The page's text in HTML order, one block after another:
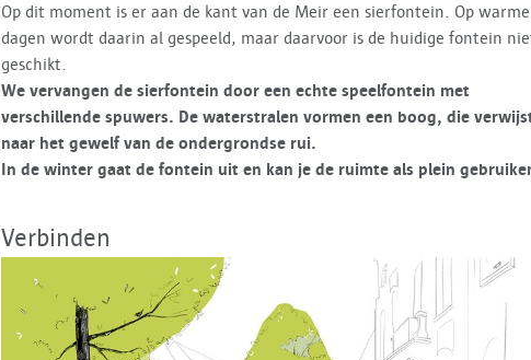
Op dit moment is er aan de kant van de Meir een sierfontein. Op warme
dagen wordt daarin al gespeeld, maar daarvoor is de huidige fontein
geschikt.
We vervangen de sierfontein door een echte speelfontein met
verschillende spuwers. De waterstralen vormen een boog, die
naar het gewelf van de ondergrondse rui.
In de winter gaat de fontein uit en kan je de ruimte als plein
Verbinden